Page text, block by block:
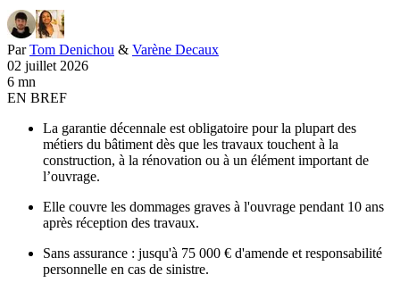
ParTom Denichou & Varène Decaux
02 juillet 2026
6 mn
EN BREF
La garantie décennale est obligatoire pour la plupart des
métiers du bâtiment dès que les travaux touchent à la
construction, à la rénovation ou à un élément important de
l’ouvrage.
Elle couvre les dommages graves à l'ouvrage pendant 10 ans
après réception des travaux.
Sans assurance : jusqu'à 75 000 € d'amende et responsabilité
personnelle en cas de sinistre.